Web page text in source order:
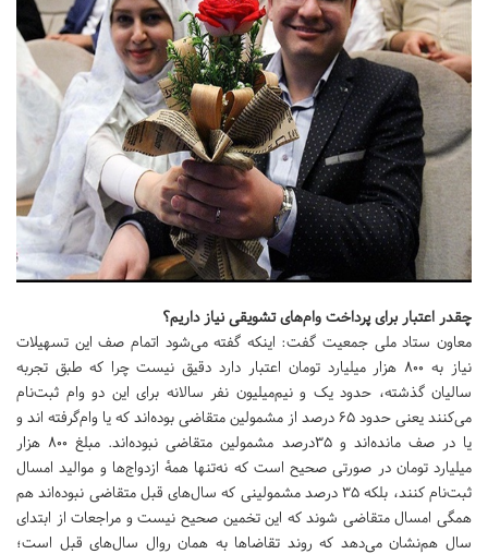
چقدر اعتبار برای پرداخت وام‌های تشویقی نیاز داریم؟
معاون ستاد ملی جمعیت گفت: اینکه گفته می‌شود اتمام صف این تسهیلات
نیاز به ۸۰۰ هزار میلیارد تومان اعتبار دارد دقیق نیست چرا که طبق تجربه
سالیان گذشته، حدود یک و نیم‌میلیون نفر سالانه برای این دو وام ثبت‌نام
می‌کنند یعنی حدود ۶۵ درصد از مشمولین متقاضی بوده‌اند که یا وام‌گرفته اند و
یا در صف مانده‌اند و ۳۵درصد مشمولین متقاضی نبوده‌اند. مبلغ ۸۰۰ هزار
میلیارد تومان در صورتی صحیح است که نه‌تنها همهٔ ازدواج‌ها و موالید امسال
ثبت‌نام کنند، بلکه ۳۵ درصد مشمولینی که سال‌های قبل متقاضی نبوده‌اند هم
همگی امسال متقاضی شوند که این تخمین صحیح نیست و مراجعات از ابتدای
سال هم‌نشان می‌دهد که روند تقاضا‌ها به همان روال سال‌های قبل است؛